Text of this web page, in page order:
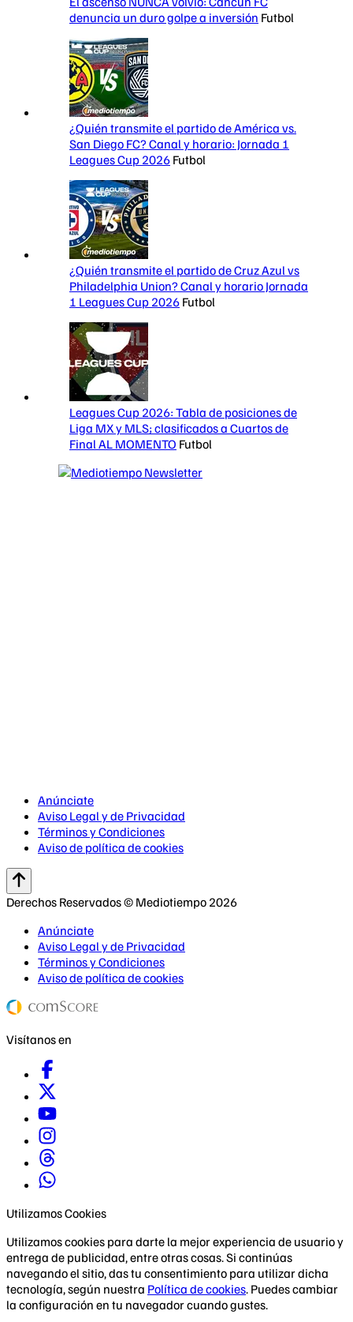
denuncia un duro golpe a inversión Futbol
¿Quién transmite el partido de América vs.
San Diego FC? Canal y horario: Jornada 1
Leagues Cup 2026 Futbol
¿Quién transmite el partido de Cruz Azul vs
Philadelphia Union? Canal y horario Jornada
1 Leagues Cup 2026 Futbol
Leagues Cup 2026: Tabla de posiciones de
Liga MX y MLS; clasificados a Cuartos de
Final AL MOMENTO Futbol
Anúnciate
Aviso Legal y de Privacidad
Términos y Condiciones
Aviso de política de cookies
Derechos Reservados © Mediotiempo 2026
Anúnciate
Aviso Legal y de Privacidad
Términos y Condiciones
Aviso de política de cookies
Visítanos en
Utilizamos Cookies
Utilizamos cookies para darte la mejor experiencia de usuario y
entrega de publicidad, entre otras cosas. Si continúas
navegando el sitio, das tu consentimiento para utilizar dicha
tecnología, según nuestra Política de cookies. Puedes cambiar
la configuración en tu navegador cuando gustes.